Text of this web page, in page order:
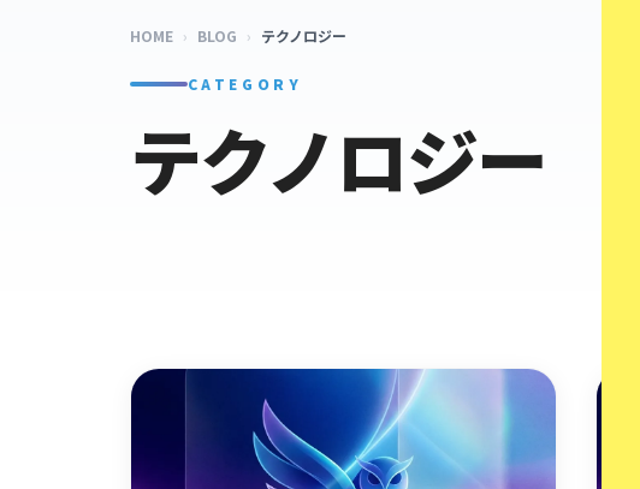
HOME › BLOG › テクノロジー
CATEGORY
テクノロジー